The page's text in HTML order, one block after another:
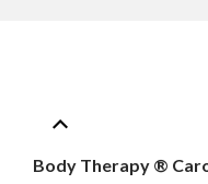
Body Therapy ®